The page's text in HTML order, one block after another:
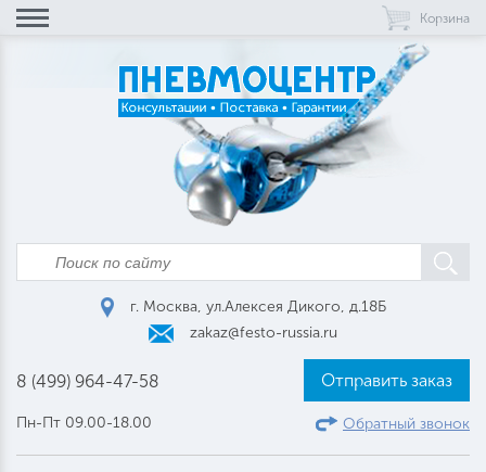
Корзина
г. Москва, ул.Алексея Дикого, д.18Б
zakaz@festo-russia.ru
8 (499) 964-47-58
Пн-Пт 09.00-18.00
Отправить заказ
Обратный звонок